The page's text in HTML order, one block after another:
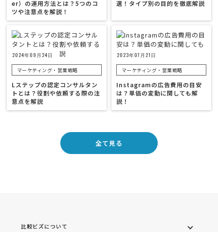
er）の運用方法とは？5つのコ
ツや注意点を解説！
選！タイプ別の目的を徹底解説
2024年09月24日
マーケティング・営業戦略
Lステップの認定コンサルタン
トとは？役割や依頼する際の注
意点を解説
2023年07月21日
マーケティング・営業戦略
Instagramの広告費用の目安
は？単価の変動に関しても解
説！
全て見る
比較ビズについて